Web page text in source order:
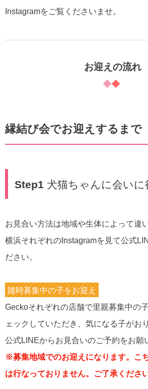
Instagramをご覧くださいませ。
お迎えの流れ
縁結び会でお迎えするまで
Step1 犬猫ちゃんに会いに
お見合い方法は地域や生体によって違
横浜それぞれのInstagramを見て公式
ださい。
随時募集中の子をお迎え
Geckoそれぞれの店舗で里親募集中の
ェックしていただき、気になる子がお
公式LINEからお見合いのご予約をお願
※募集地域でのお迎えになります。こ
は行なっておりません。ご了承くださ